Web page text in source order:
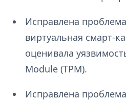
Исправлена
виртуальная смарт-
оценивала
Module (TPM).
Исправлена